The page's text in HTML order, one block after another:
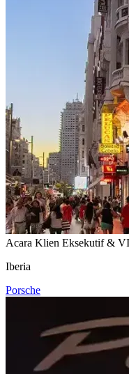
Acara Klien Eksekutif &
Iberia
Porsche